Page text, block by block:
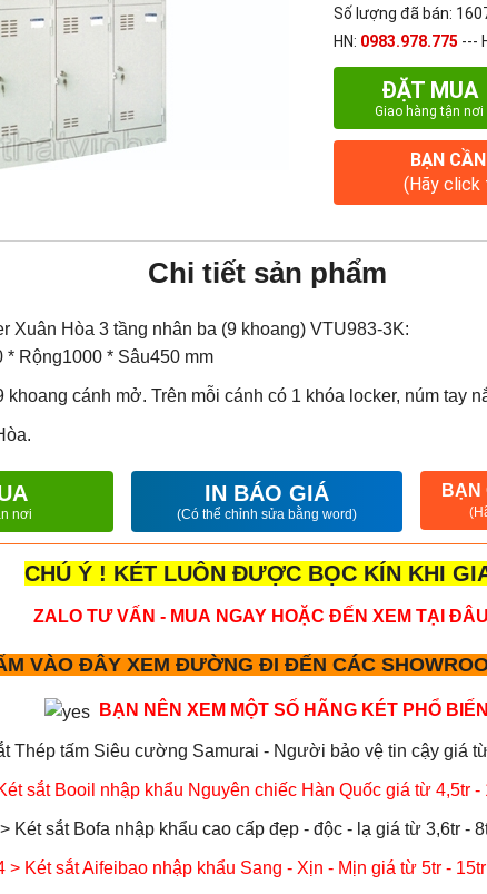
Số lượng đã bán:
HN: 0983.978.775 ---
ĐẶT MUA
Giao hàng tận nơi
BẠN
(Hãy click
Chi tiết sản phẩm
Xuân Hòa 3 tầng nhân ba (9 khoang) VTU983-3K:
Rộng1000 * Sâu450 mm
cánh mở. Trên mỗi cánh có 1 khóa locker, núm tay
nơi
IN BÁO GIÁ
(Có thể chỉnh sửa bằng word)
BẠN
CHÚ Ý ! KÉT LUÔN ĐƯỢC BỌC KÍN KHI
ZALO TƯ VẤN - MUA NGAY HOẶC ĐẾN XEM TẠI
VÀO ĐÂY XEM ĐƯỜNG ĐI ĐẾN CÁC
BẠN NÊN XEM MỘT SỐ HÃNG KÉT PHỔ BIẾN
Thép tấm Siêu cường Samurai - Người bảo vệ tin cậy giá
sắt Booil nhập khẩu Nguyên chiếc Hàn Quốc giá từ 4,5tr -
Két sắt Bofa nhập khẩu cao cấp đẹp - độc - lạ giá từ 3,6tr -
> Két sắt Aifeibao nhập khẩu Sang - Xịn - Mịn giá từ 5tr -